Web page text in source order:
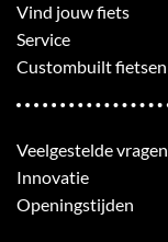
Vind jouw fiets
Service
Custombuilt fietsen
Veelgestelde vragen
Innovatie
Openingstijden